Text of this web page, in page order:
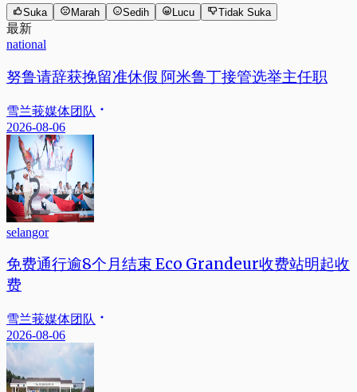
Suka Marah Sedih Lucu Tidak Suka
最新
national
努鲁请辞获挽留准休假 阿米鲁丁接管选举主任职
雪兰莪媒体团队
2026-08-06
selangor
免费通行逾8个月结束 Eco Grandeur收费站明起收
费
雪兰莪媒体团队
2026-08-06